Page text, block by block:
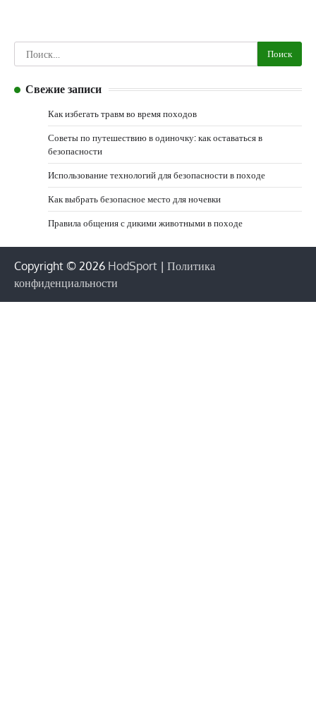
Найти:
Свежие записи
Как избегать травм во время походов
Советы по путешествию в одиночку: как оставаться в
безопасности
Использование технологий для безопасности в походе
Как выбрать безопасное место для ночевки
Правила общения с дикими животными в походе
Copyright © 2026 HodSport | Политика
конфиденциальности